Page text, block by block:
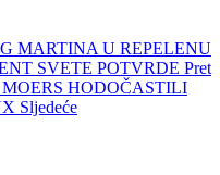
MARTINA U REPELENU
SVETE POTVRDE Pret
HODOČASTILI
Sljedeće